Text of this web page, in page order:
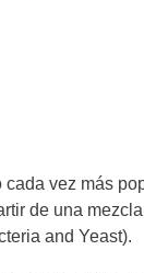
cada vez más
de una
and Yeast).